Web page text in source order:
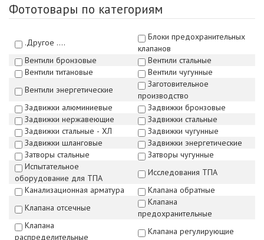
Фототовары по категориям
.Другое ....
Блоки предохранительных
клапанов
Вентили бронзовые
Вентили стальные
Вентили титановые
Вентили чугунные
Вентили энергетические
Заготовительное
производство
Задвижки алюминиевые
Задвижки бронзовые
Задвижки нержавеющие
Задвижки стальные
Задвижки стальные - ХЛ
Задвижки чугунные
Задвижки шланговые
Задвижки энергетические
Затворы стальные
Затворы чугунные
Испытательное
оборудование для ТПА
Исследования ТПА
Канализационная арматура
Клапана обратные
Клапана отсечные
Клапана
предохранительные
Клапана
распределительные
Клапана регулирующие